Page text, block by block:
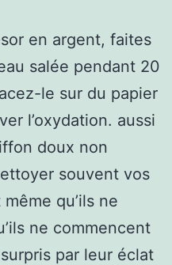
en argent, faites
salée pendant 20
le sur du papier
l’oxydation. aussi
doux non
souvent vos
qu’ils ne
ne commencent
par leur éclat